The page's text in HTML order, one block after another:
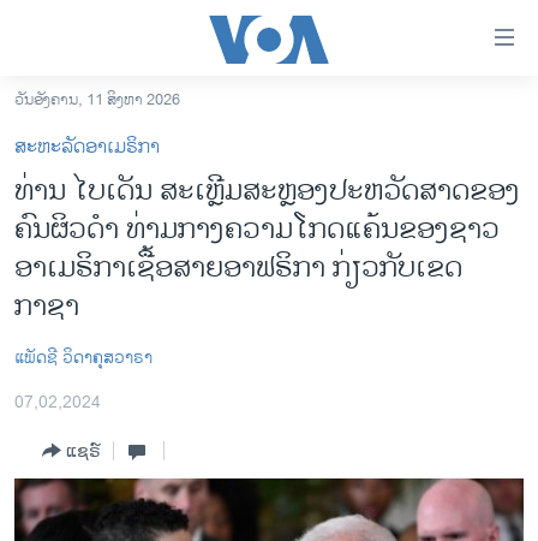
ເຂົ້າ
ຫາ
ຂ້າມ
ຂ້າມ
ຂ້າມ
ໄປ
ຫາ
ຊອກ
ລາວ
ອາເມຣິກາ
ການເລືອກຕັ້ງ ປະທານາທີບໍດີ ສະຫະລັດ 2024
ຂ່າວ​ຈີນ
ໂລກ
ຊີວິດຊາວລາວ
ຊຸມຊົນຊາວລາວ
ວັນອັງຄານ, 11 ສິງຫາ 2026
ສະຫະລັດອາເມຣິກາ
ທ່ານ ໄບເດັນ ສະເຫຼີມສະຫຼອງປະຫວັດສາດຂອງ
ຄົນຜິວດຳ ທ່າມກາງຄວາມໂກດແຄ້ນຂອງຊາວ
ອາເມຣິກາເຊື້ອສາຍອາຟຣິກາ ກ່ຽວກັບເຂດ
ກາຊາ
ແພັດ​ຊີ ​ວິ​ດາ​ຄຸ​ສວາ​ຣາ
07,02,2024
ແຊຣ໌